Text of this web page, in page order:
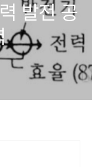
발전 공